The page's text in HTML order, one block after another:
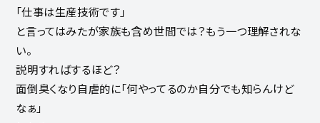
「仕事は生産技術です」
と言ってはみたが家族も含め世間では？もう一つ理解されな
い。
説明すればするほど？
面倒臭くなり自虐的に「何やってるのか自分でも知らんけど
なぁ」